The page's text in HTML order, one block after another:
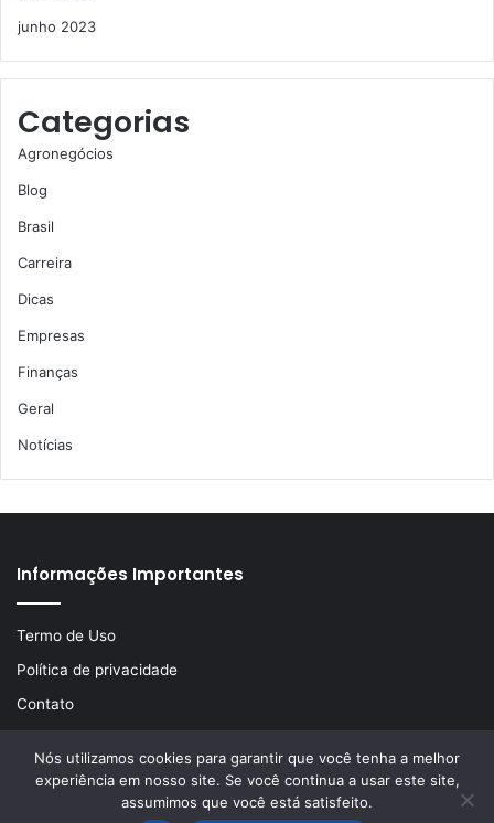
junho 2023
Categorias
Agronegócios
Blog
Brasil
Carreira
Dicas
Empresas
Finanças
Geral
Notícias
Informações Importantes
Termo de Uso
Política de privacidade
Contato
© Copyright 2026, Todos os direitos reservados | Desenvolvido
Nós utilizamos cookies para garantir que você tenha a melhor
experiência em nosso site. Se você continua a usar este site,
assumimos que você está satisfeito.